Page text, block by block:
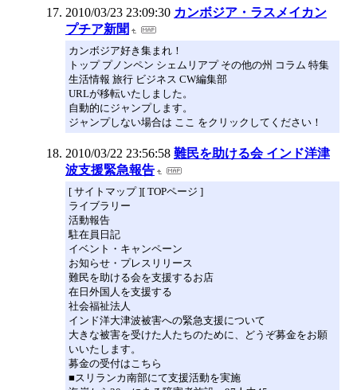
2010/03/23 23:09:30 カンボジア・ラスメイカン
プチア新聞
カンボジア好き集まれ！
トップ プノンペン シェムリアプ その他の州 コラム 特集
生活情報 旅行 ビジネス CW編集部
URLが移転いたしました。
自動的にジャンプします。
ジャンプしない場合は ここ をクリックしてください！
2010/03/22 23:56:58 難民を助ける会 インド洋津
波支援緊急報告
[ サイトマップ ][ TOPページ ]
ライブラリー
活動報告
駐在員日記
イベント・キャンペーン
お知らせ・プレスリリース
難民を助ける会を支援するお店
在日外国人を支援する
社会福祉法人
インド洋大津波被害への緊急支援について
大きな被害を受けた人たちのために、どうぞ募金をお願
いいたします。
募金の受付はこちら
■スリランカ南部にて支援活動を実施